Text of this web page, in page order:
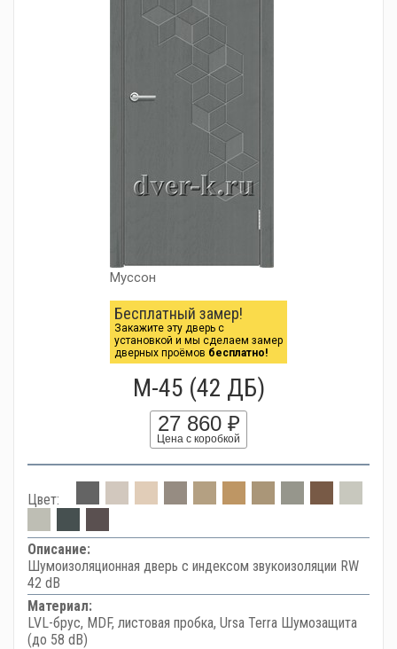
Муссон
Бесплатный замер!
Закажите эту дверь с
установкой и мы сделаем замер
дверных проёмов бесплатно!
М-45 (42 ДБ)
27 860 ₽
Цена с коробкой
Цвет:
Описание:
Шумоизоляционная дверь с индексом звукоизоляции RW
42 dB
Материал:
LVL-брус, MDF, листовая пробка, Ursa Terra Шумозащита
(до 58 dB)